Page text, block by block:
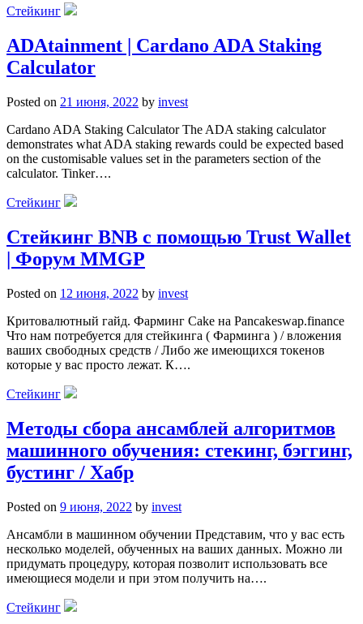
Стейкинг
ADAtainment | Cardano ADA Staking
Calculator
Posted on 21 июня, 2022 by invest
Cardano ADA Staking Calculator The ADA staking calculator
demonstrates what ADA staking rewards could be expected based
on the customisable values set in the parameters section of the
calculator. Tinker….
Стейкинг
Стейкинг BNB с помощью Trust Wallet
| Форум MMGP
Posted on 12 июня, 2022 by invest
Критовалютный гайд. Фарминг Cake на Pancakeswap.finance
Что нам потребуется для стейкинга ( Фарминга ) / вложения
ваших свободных средств / Либо же имеющихся токенов
которые у вас просто лежат. К….
Стейкинг
Методы сбора ансамблей алгоритмов
машинного обучения: стекинг, бэггинг,
бустинг / Хабр
Posted on 9 июня, 2022 by invest
Ансамбли в машинном обучении Представим, что у вас есть
несколько моделей, обученных на ваших данных. Можно ли
придумать процедуру, которая позволит использовать все
имеющиеся модели и при этом получить на….
Стейкинг